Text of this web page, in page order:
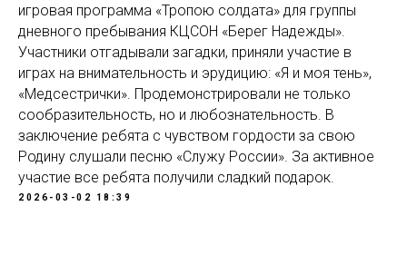
игровая программа «Тропою солдата» для группы
дневного пребывания КЦСОН «Берег Надежды».
Участники отгадывали загадки, приняли участие в
играх на внимательность и эрудицию: «Я и моя тень»,
«Медсестрички». Продемонстрировали не только
сообразительность, но и любознательность. В
заключение ребята с чувством гордости за свою
Родину слушали песню «Служу России». За активное
участие все ребята получили сладкий подарок.
2026-03-02 18:39